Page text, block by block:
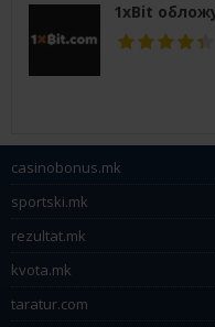
1xBit
casinobonus.mk
sportski.mk
rezultat.mk
kvota.mk
taratur.com